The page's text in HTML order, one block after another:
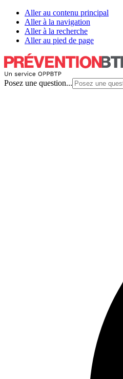
Aller au contenu principal
Aller à la navigation
Aller à la recherche
Aller au pied de page
Posez une question...